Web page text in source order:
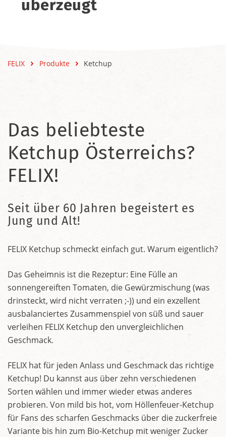
überzeugt
FELIX Produkte Ketchup
Das beliebteste
Ketchup Österreichs?
FELIX!
Seit über 60 Jahren begeistert es
Jung und Alt!
FELIX Ketchup schmeckt einfach gut. Warum eigentlich?
Das Geheimnis ist die Rezeptur: Eine Fülle an
sonnengereiften Tomaten, die Gewürzmischung (was
drinsteckt, wird nicht verraten ;-)) und ein exzellent
ausbalanciertes Zusammenspiel von süß und sauer
verleihen FELIX Ketchup den unvergleichlichen
Geschmack.
FELIX hat für jeden Anlass und Geschmack das richtige
Ketchup! Du kannst aus über zehn verschiedenen
Sorten wählen und immer wieder etwas anderes
probieren. Von mild bis hot, vom Höllenfeuer-Ketchup
für Fans des scharfen Geschmacks über die zuckerfreie
Variante bis hin zum Bio-Ketchup mit weniger Zucker